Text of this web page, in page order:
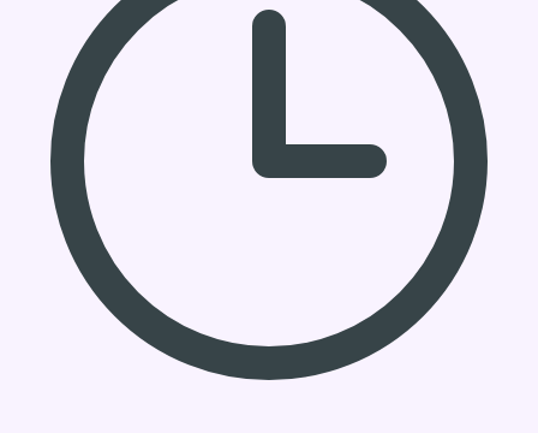
Durée : 0:12:34
Partager l'émission
Facebook
Twitter